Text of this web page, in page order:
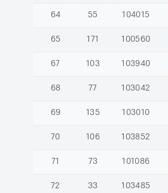
64 55 104015
65 171 100560
67 103 103940
68 77 103042
69 135 103010
70 106 103852
71 73 101086
72 33 103485